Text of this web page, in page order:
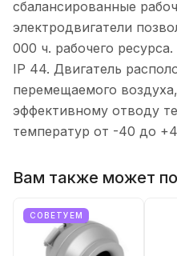
сбалансированные
электродвигатели
000 ч. рабочего
IP 44. Двигатель
перемещаемого
эффективному отводу
температур от -40 до
Вам также может
СОВЕТУЕМ